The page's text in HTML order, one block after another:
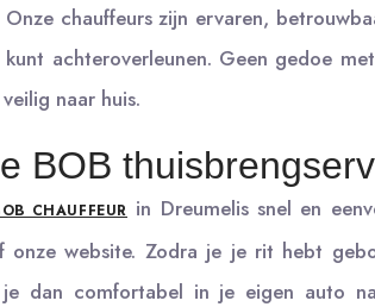
chauffeurs zijn ervaren,
achteroverleunen. Geen gedoe
naar huis.
BOB
CHAUFFEUR in Dreumelis snel en
onze website. Zodra je je rit hebt
dan comfortabel in je eigen auto